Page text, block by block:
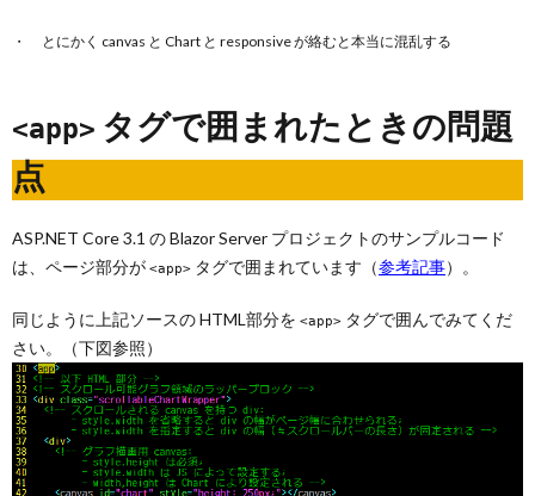
とにかく canvas と Chart と responsive が絡むと本当に混乱する
<app> タグで囲まれたときの問題
点
ASP.NET Core 3.1 の Blazor Server プロジェクトのサンプルコード
は、ページ部分が <app> タグで囲まれています（参考記事）。
同じように上記ソースの HTML部分を <app> タグで囲んでみてくだ
さい。（下図参照）